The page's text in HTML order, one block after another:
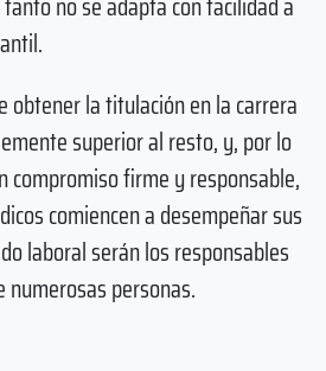
obtener la titulación en la carrera
superior al resto, y, por lo
compromiso firme y responsable,
comiencen a desempeñar sus
laboral serán los responsables
personas.